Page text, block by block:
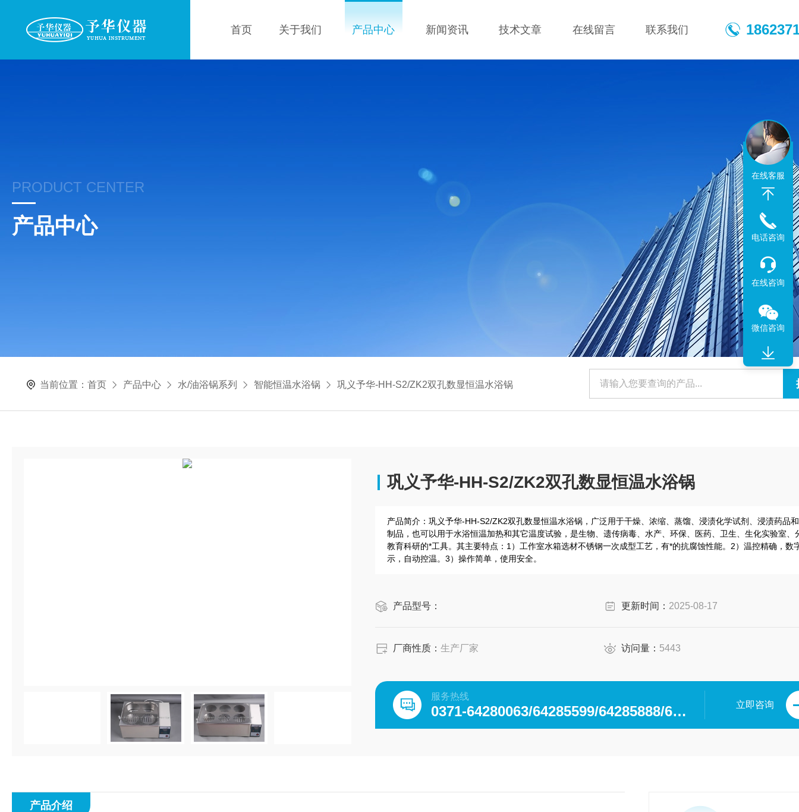
首页 关于我们 产品中心 新闻资讯 技术文章 在线留言 联系我们
PRODUCT CENTER
产品中心
当前位置：首页 产品中心 水/油浴锅系列 智能恒温水浴锅 巩义予华-HH-S2/ZK2双孔数显恒温水浴锅
巩义予华-HH-S2/ZK2双孔数显恒温水浴锅
产品简介： 巩义予华-HH-S2/ZK2双孔数显恒温水浴锅，广泛用于干燥、浓缩、蒸馏、浸渍化学试剂、浸渍药品
制品，也可以用于水浴恒温加热和其它温度试验，是生物、遗传病毒、水产、环保、医药、卫生、生化实验室、
教育科研的*工具。其主要特点：1）工作室水箱选材不锈钢一次成型工艺，有*的抗腐蚀性能。2）温控精确，数
示，自动控温。3）操作简单，使用安全。
产品型号： 更新时间： 2025-08-17
厂商性质： 生产厂家 访问量： 5443
服务热线
0371-64280063/64285599/64285888/64285599/64285318/64285369/64285222 立即咨询
产品介绍
在线客服
电话咨询
在线咨询
微信咨询